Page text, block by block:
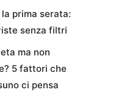
prima serata:
senza filtri
ma non
5 fattori che
ci pensa